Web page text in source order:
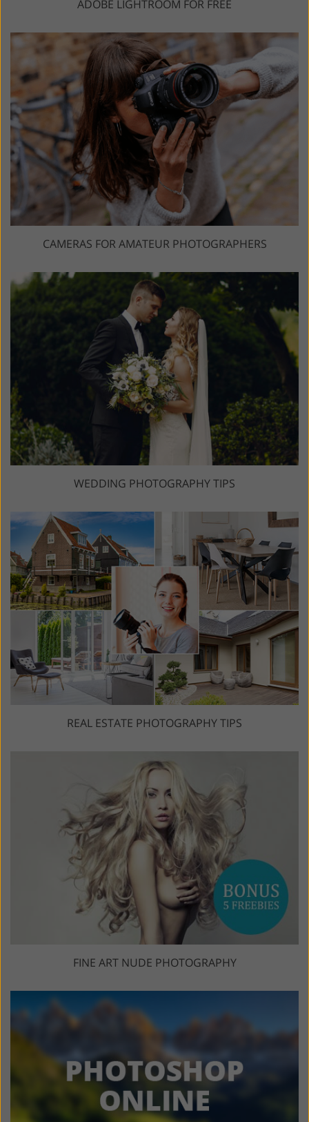
ADOBE LIGHTROOM FOR FREE
CAMERAS FOR AMATEUR PHOTOGRAPHERS
WEDDING PHOTOGRAPHY TIPS
REAL ESTATE PHOTOGRAPHY TIPS
FINE ART NUDE PHOTOGRAPHY